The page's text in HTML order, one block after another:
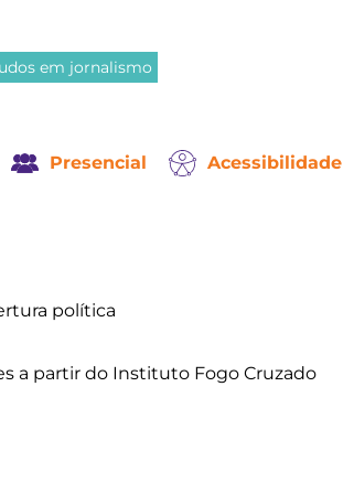
em jornalismo
Presencial Acessibilidade
política
a partir do Instituto Fogo Cruzado